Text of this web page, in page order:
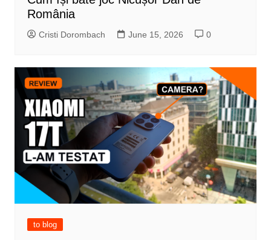
România
Cristi Dorombach June 15, 2026 0
to blog